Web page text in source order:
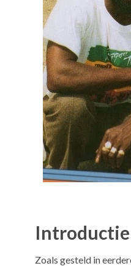
Introductie
Zoals gesteld in